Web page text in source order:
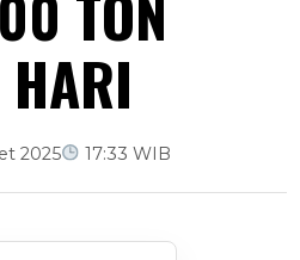
2025 17:33 WIB